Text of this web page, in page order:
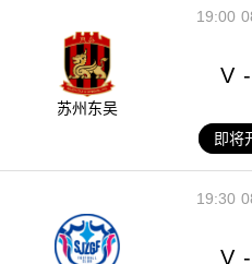
19:00
苏州东吴
V -
即将
19:30
V -